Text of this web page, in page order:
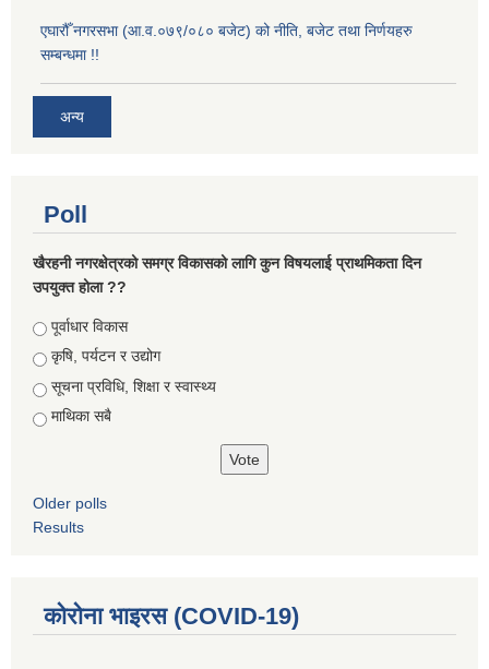
एघारौँ नगरसभा (आ.व.०७९/०८० बजेट) को नीति, बजेट तथा निर्णयहरु
सम्बन्धमा !!
अन्य
Poll
खैरहनी नगरक्षेत्रको समग्र विकासको लागि कुन विषयलाई प्राथमिकता दिन
उपयुक्त होला ??
Choices
पूर्वाधार विकास
कृषि, पर्यटन र उद्योग
सूचना प्रविधि, शिक्षा र स्वास्थ्य
माथिका सबै
Older polls
Results
कोरोना भाइरस (COVID-19)